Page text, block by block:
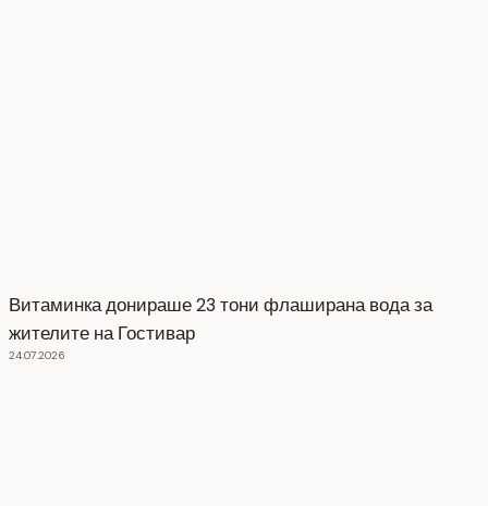
Витаминка донираше 23 тони флаширана вода за
жителите на Гостивар
24.07.2026